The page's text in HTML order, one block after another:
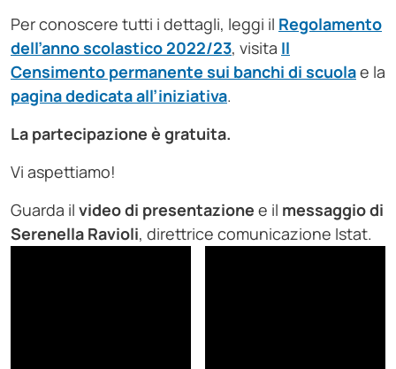
Per conoscere tutti i dettagli, leggi il Regolamento
dell’anno scolastico 2022/23, visita Il
Censimento permanente sui banchi di scuolae la
pagina dedicata all’iniziativa.
La partecipazione è gratuita.
Vi aspettiamo!
Guarda il video di presentazione e il messaggio di
Serenella Ravioli, direttrice comunicazione Istat.